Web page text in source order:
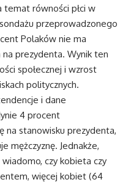
temat równości płci w
przeprowadzonego
Polaków nie ma
prezydenta. Wynik ten
społecznej i wzrost
politycznych.
i dane
4 procent
na stanowisku prezydenta,
mężczyznę. Jednakże,
czy kobieta czy
więcej kobiet (64